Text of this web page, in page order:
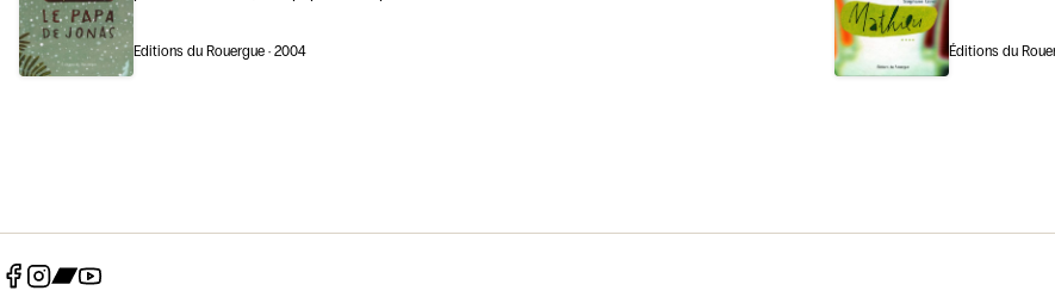
Editions du Rouergue · 2004 Éditions du